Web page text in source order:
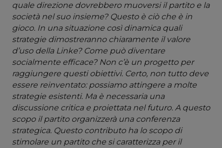
quale direzione dovrebbero muoversi il partito e la
società nel suo insieme? Questo è ciò che è in
gioco. In una situazione così dinamica quali
strategie dimostreranno chiaramente il valore
d’uso della Linke? Come può diventare
socialmente efficace? Non c’è un progetto per
raggiungere questi obiettivi. Certo, non tutto deve
essere reinventato: possiamo attingere a molte
strategie esistenti. Ma è necessaria una
discussione critica e proiettata nel futuro. A questo
scopo il partito organizzerà una conferenza
strategica. Questo contributo ha lo scopo di
stimolare un partito che si caratterizza per il